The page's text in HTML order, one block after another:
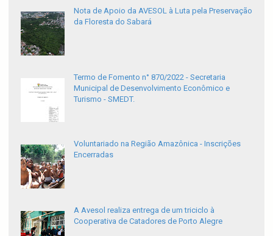
Nota de Apoio da AVESOL à Luta pela Preservação
da Floresta do Sabará
Termo de Fomento n° 870/2022 - Secretaria
Municipal de Desenvolvimento Econômico e
Turismo - SMEDT.
Voluntariado na Região Amazônica - Inscrições
Encerradas
A Avesol realiza entrega de um triciclo à
Cooperativa de Catadores de Porto Alegre